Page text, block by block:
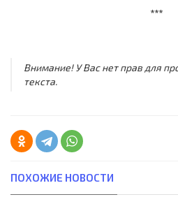
***
Внимание! У Вас нет прав для
текста.
ПОХОЖИЕ НОВОСТИ